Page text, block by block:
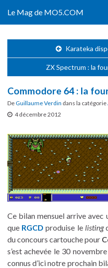
Le Mag de MO5.COM
Karateka
ZX Spectrum : la
Commodore 64 : la
DeGuillaume Verdin dans la catégorie
4 décembre 2012
Ce bilan mensuel arrive avec
que RGCD produise le listing
du concours cartouche pour
s’est achevée le 30
connus d’ici notre prochain